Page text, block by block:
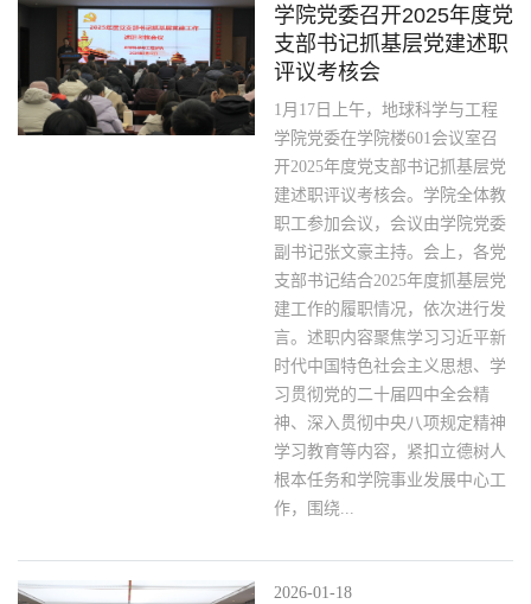
学院党委召开2025年度党
支部书记抓基层党建述职
评议考核会
1月17日上午，地球科学与工程
学院党委在学院楼601会议室召
开2025年度党支部书记抓基层党
建述职评议考核会。学院全体教
职工参加会议，会议由学院党委
副书记张文豪主持。会上，各党
支部书记结合2025年度抓基层党
建工作的履职情况，依次进行发
言。述职内容聚焦学习习近平新
时代中国特色社会主义思想、学
习贯彻党的二十届四中全会精
神、深入贯彻中央八项规定精神
学习教育等内容，紧扣立德树人
根本任务和学院事业发展中心工
作，围绕...
2026-01-18